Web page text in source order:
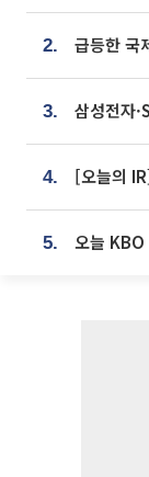
2. 급등한 국
3. 삼성전자
4. [오늘의
5. 오늘 KBO